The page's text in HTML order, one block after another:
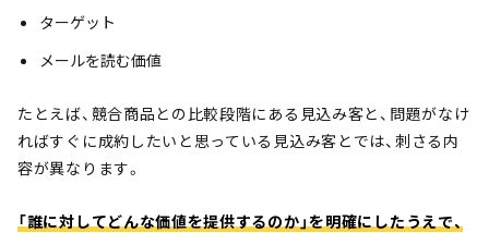
ターゲット
メールを読む価値
たとえば、競合商品との比較段階にある見込み客と、問題がなけ
ればすぐに成約したいと思っている見込み客とでは、刺さる内
容が異なります。
「誰に対してどんな価値を提供するのか」を明確にしたうえで、